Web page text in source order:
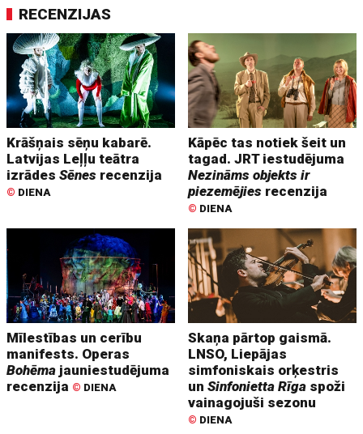
RECENZIJAS
Krāšņais sēņu kabarē.
Latvijas Leļļu teātra
izrādesSēnes recenzija
© DIENA
Kāpēc tas notiek šeit un
tagad. JRT iestudējuma
Nezināms objekts ir
piezemējies recenzija
© DIENA
Mīlestības un cerību
manifests. Operas
Bohēma jauniestudējuma
recenzija © DIENA
Skaņa pārtop gaismā.
LNSO, Liepājas
simfoniskais orķestris
unSinfonietta Rīga spoži
vainagojuši sezonu
© DIENA